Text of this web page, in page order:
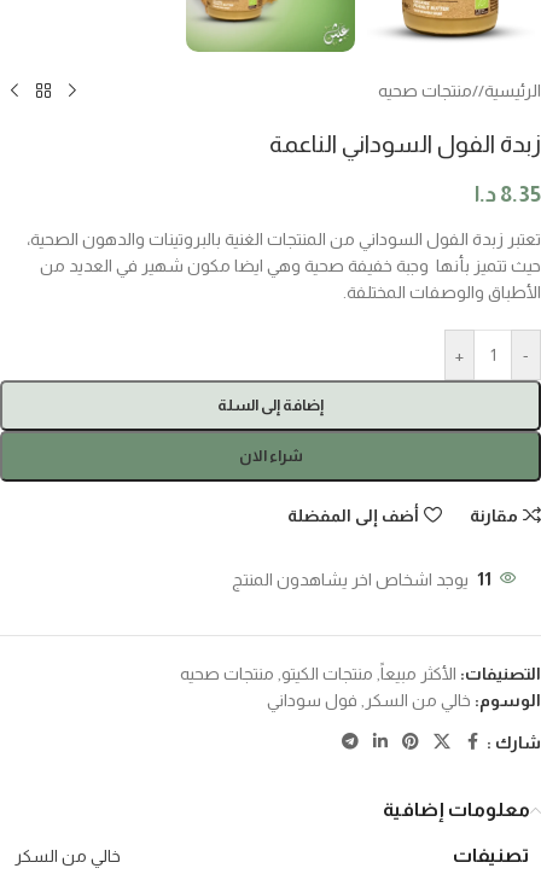
الرئيسية/ منتجات صحيه
زبدة الفول السوداني الناعمة
8.35 د.ا
تعتبر زبدة الفول السوداني من المنتجات الغنية بالبروتينات والدهون الصحية،
حيث تتميز بأنها وجبة خفيفة صحية وهي ايضا مكون شهير في العديد من
الأطباق والوصفات المختلفة.
-
+
إضافة إلى السلة
شراء الان
مقارنة أضف إلى المفضلة
11 يوجد اشخاص اخر يشاهدون المنتج
التصنيفات: الأكثر مبيعاً, منتجات الكيتو, منتجات صحيه
الوسوم: خالي من السكر , فول سوداني
شارك :
معلومات إضافية
تصنيفات خالي من السكر